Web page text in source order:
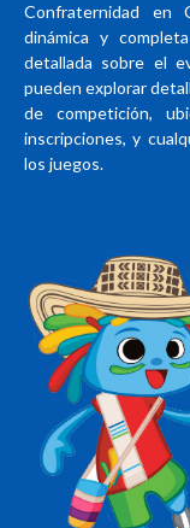
Confraternidad en
dinámica y
detallada sobre el
pueden explorar
de competición,
inscripciones, y
los juegos.